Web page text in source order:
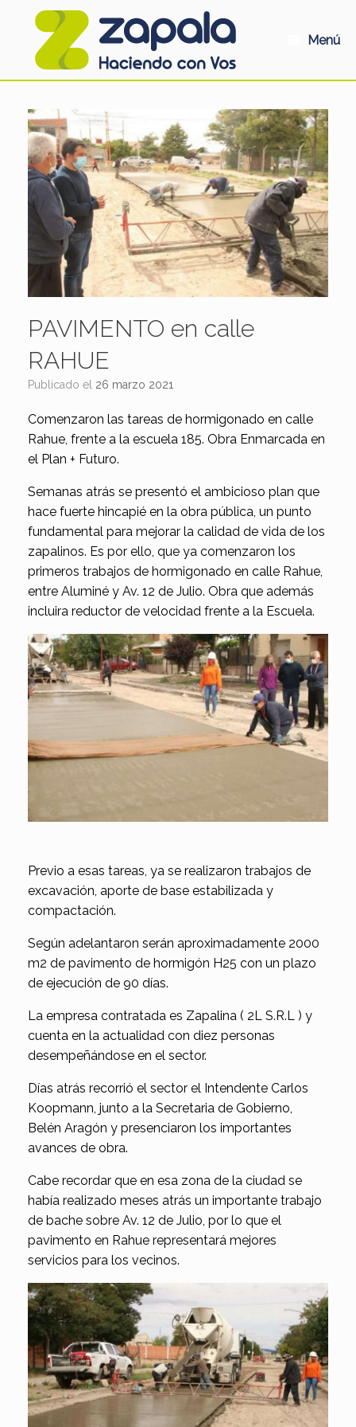
Menú
PAVIMENTO en calle
RAHUE
Publicado el 26 marzo 2021
Comenzaron las tareas de hormigonado en calle
Rahue, frente a la escuela 185. Obra Enmarcada en
el Plan + Futuro.
Semanas atrás se presentó el ambicioso plan que
hace fuerte hincapié en la obra pública, un punto
fundamental para mejorar la calidad de vida de los
zapalinos. Es por ello, que ya comenzaron los
primeros trabajos de hormigonado en calle Rahue,
entre Aluminé y Av. 12 de Julio. Obra que además
incluira reductor de velocidad frente a la Escuela.
Previo a esas tareas, ya se realizaron trabajos de
excavación, aporte de base estabilizada y
compactación.
Según adelantaron serán aproximadamente 2000
m2 de pavimento de hormigón H25 con un plazo
de ejecución de 90 días.
La empresa contratada es Zapalina ( 2L S.R.L ) y
cuenta en la actualidad con diez personas
desempeñándose en el sector.
Días atrás recorrió el sector el Intendente Carlos
Koopmann, junto a la Secretaria de Gobierno,
Belén Aragón y presenciaron los importantes
avances de obra.
Cabe recordar que en esa zona de la ciudad se
había realizado meses atrás un importante trabajo
de bache sobre Av. 12 de Julio, por lo que el
pavimento en Rahue representará mejores
servicios para los vecinos.